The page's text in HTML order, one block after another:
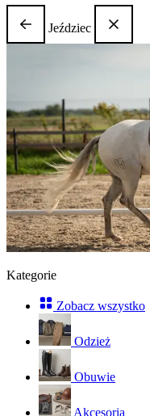
Jeździec
Kategorie
Zobacz wszystko
Odzież
Obuwie
Akcesoria